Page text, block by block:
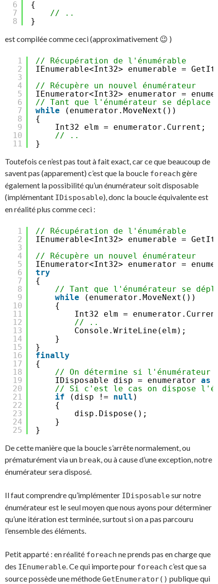
6
7
8
{
// ..
}
est compilée comme ceci (approximativement 😉 )
1
2
3
4
5
6
7
8
9
10
11
// Récupération de l'énumérable
IEnumerable<Int32> enumerable =
// Récupère un nouvel énumérateur
IEnumerator<Int32> enumerator =
// Tant que l'énumérateur se déplace
while
(enumerator.MoveNext())
{
Int32 elm = enumerator.Current;
// ..
}
Toutefois ce n’est pas tout à fait exact, car ce que beaucoup de
savent pas (apparement) c’est que la boucle foreach gère
également la possibilité qu’un énumérateur soit disposable
(implémentant IDisposable), donc la boucle équivalente est
en réalité plus comme ceci :
1
2
3
4
5
6
7
8
9
10
11
12
13
14
15
16
17
18
19
20
21
22
23
24
25
// Récupération de l'énumérable
IEnumerable<Int32> enumerable =
// Récupère un nouvel énumérateur
IEnumerator<Int32> enumerator =
try
{
// Tant que l'énumérateur se
while
(enumerator.MoveNext())
{
Int32 elm =
// ..
Console.WriteLine(elm);
}
}
finally
{
// On détermine si l'énumérateur
IDisposable disp = enumerator as
// Si c'est le cas on dispose
if
(disp != null )
{
disp.Dispose();
}
}
De cette manière que la boucle s’arrête normalement, ou
prématurément via un break, ou à cause d’une exception, notre
énumérateur sera disposé.
Il faut comprendre qu’implémenter IDisposablesur notre
énumérateur est le seul moyen que nous ayons pour déterminer
qu’une itération est terminée, surtout si on a pas parcouru
l’ensemble des éléments.
Petit apparté : en réalité foreach ne prends pas en charge que
des IEnumerable. Ce qui importe pour foreach c’est que sa
source possède une méthodeGetEnumerator() publique qui